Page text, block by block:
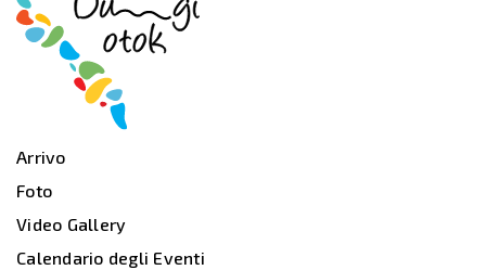
Arrivo
Foto
Video Gallery
Calendario degli Eventi